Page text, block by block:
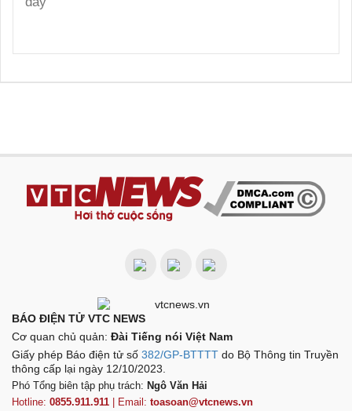
BÁO ĐIỆN TỬ VTC NEWS
Cơ quan chủ quản: Đài Tiếng nói Việt Nam
Giấy phép Báo điện tử số 382/GP-BTTTT do Bộ Thông tin Truyền
thông cấp lại ngày 12/10/2023.
Phó Tổng biên tập phụ trách: Ngô Văn Hải
Hotline: 0855.911.911 | Email: toasoan@vtcnews.vn